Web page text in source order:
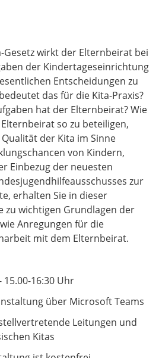
Gesetz wirkt der Elternbeirat bei
der Kindertageseinrichtung
Entscheidungen zu
das für die Kita-Praxis?
hat der Elternbeirat? Wie
so zu beteiligen,
der Kita im Sinne
von Kindern,
Einbezug der neuesten
zur
erhalten Sie in dieser
zu wichtigen Grundlagen der
Anregungen für die
mit dem Elternbeirat.
16:30 Uhr
über Microsoft Teams
Leitungen und
Kitas